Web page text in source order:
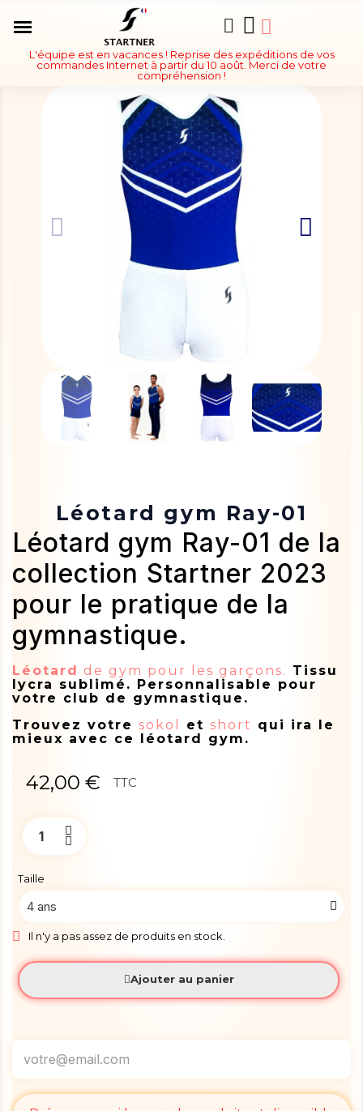
L'équipe est en vacances ! Reprise des expéditions de vos
commandes Internet à partir du 10 août. Merci de votre
compréhension !
Léotard gym Ray-01
Léotard gym Ray-01 de la
collection Startner 2023
pour le pratique de la
gymnastique.
Léotard de gym pour les garçons. Tissu
lycra sublimé. Personnalisable pour
votre club de gymnastique.
Trouvez votre sokol et short qui ira le
mieux avec ce léotard gym.
42,00 € TTC
Taille
Il n'y a pas assez de produits en stock.
Ajouter au panier